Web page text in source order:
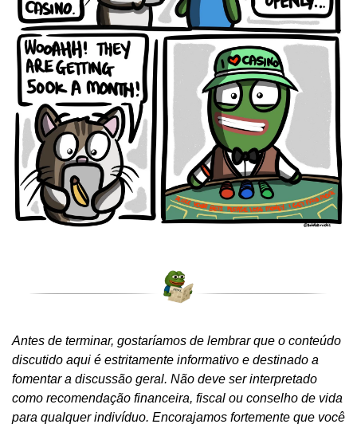
Antes de terminar, gostaríamos de lembrar que o conteúdo
discutido aqui é estritamente informativo e destinado a
fomentar a discussão geral. Não deve ser interpretado
como recomendação financeira, fiscal ou conselho de vida
para qualquer indivíduo. Encorajamos fortemente que você